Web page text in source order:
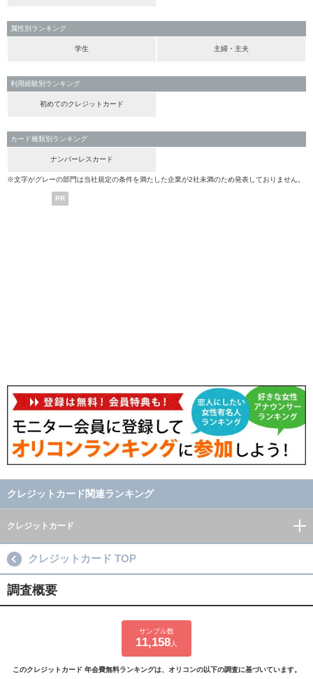
属性別ランキング
学生 主婦・主夫
利用経験別ランキング
初めてのクレジットカード
カード種類別ランキング
ナンバーレスカード
※文字がグレーの部門は当社規定の条件を満たした企業が2社未満のため発表しておりません。
PR
クレジットカード関連ランキング
クレジットカード
クレジットカード TOP
調査概要
サンプル数
11,158 人
このクレジットカード 年会費無料ランキングは、オリコンの以下の調査に基づいています。